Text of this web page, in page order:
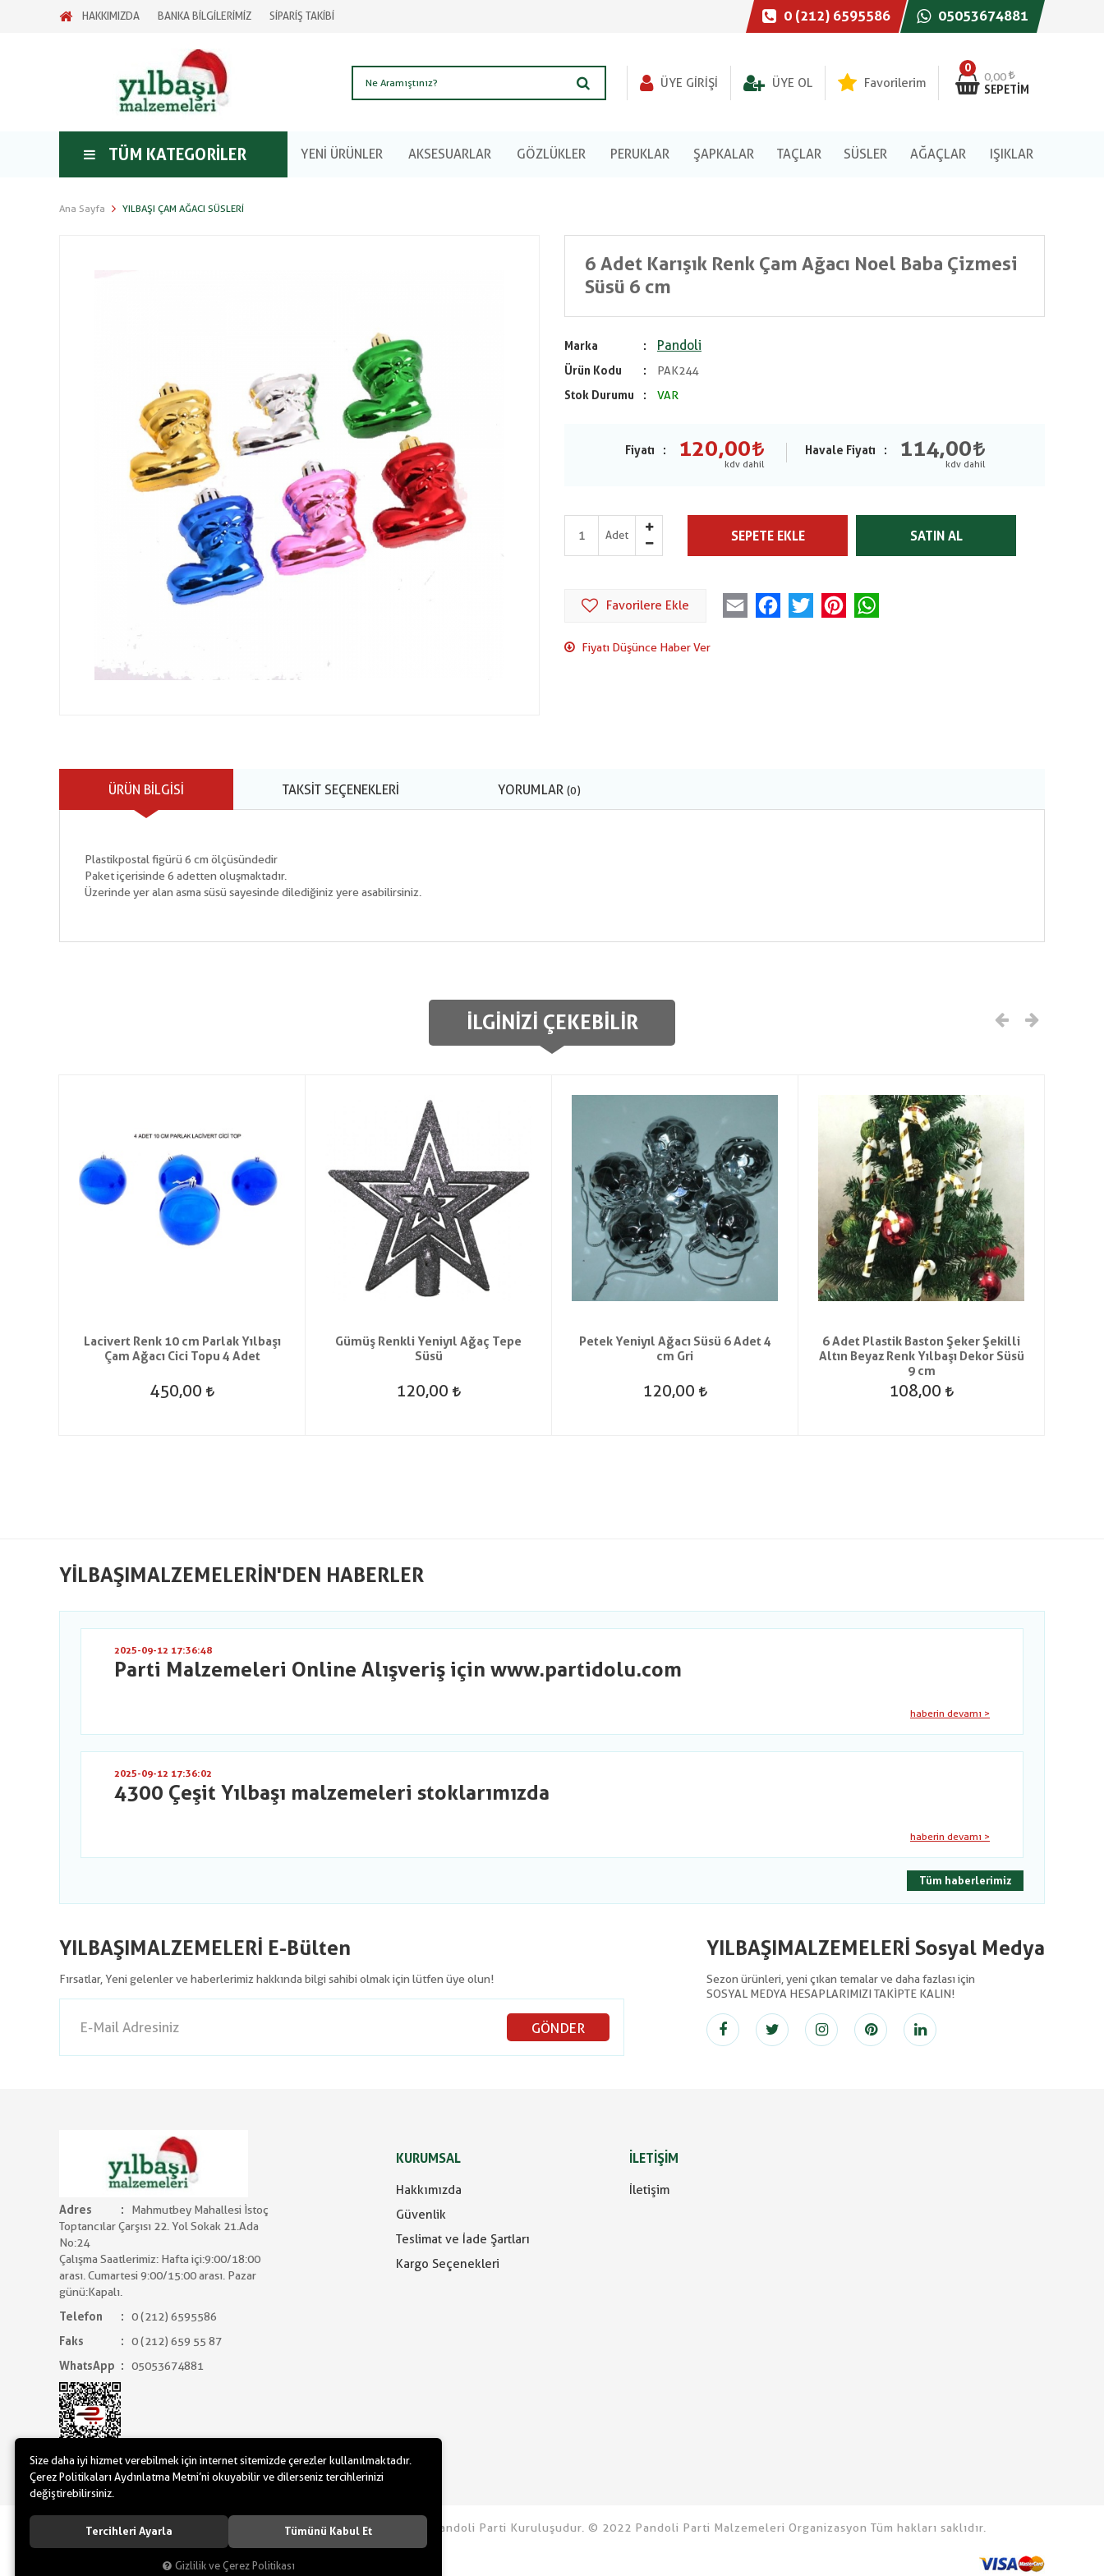
HAKKIMIZDA BANKA BİLGİLERİMİZ SİPARİŞ TAKİBİ 0 (212) 6595586 05053674881
0
0,00
SEPETIM
ÜYE GIRIŞI ÜYE OL Favorilerim
TÜM KATEGORILER YENİ ÜRÜNLER AKSESUARLAR GÖZLÜKLER PERUKLAR ŞAPKALAR TAÇLAR SÜSLER AĞAÇLAR IŞIKLAR
Ana Sayfa YILBAŞI ÇAM AĞACI SÜSLERI
6 Adet Karışık Renk Çam Ağacı Noel Baba Çizmesi
Süsü 6 cm
Marka Pandoli
Ürün Kodu
PAK244
Stok Durumu
VAR
Fiyatı 120,00 Havale Fiyatı 114,00
Adet SEPETE EKLE SATIN AL
Favorilere Ekle Email FacebookTwitter Pinterest
Fiyatı Düşünce Haber Ver
ÜRÜN BILGISI TAKSIT SEÇENEKLERI YORUMLAR (0)
Plastik postal figürü 6 cm ölçüsündedir
Paket içerisinde 6 adetten oluşmaktadır.
Üzerinde yer alan asma süsü sayesinde dilediğiniz yere asabilirsiniz.
İLGINIZI ÇEKEBILIR
Lacivert Renk 10 cm Parlak Yılbaşı
Çam Ağacı Cici Topu 4 Adet
450,00
Gümüş Renkli Yeniyıl Ağaç Tepe
Süsü
120,00
Petek Yeniyıl Ağacı Süsü 6 Adet 4
cm Gri
120,00
6 Adet Plastik Baston Şeker Şekilli
Altın Beyaz Renk Yılbaşı Dekor Süsü
9 cm
108,00
YILBAŞIMALZEMELERIN'DEN HABERLER
2025-09-12 17:36:48
Parti Malzemeleri Online Alışveriş için www.partidolu.com
haberin devamı >
2025-09-12 17:36:02
4300 Çeşit Yılbaşı malzemeleri stoklarımızda
haberin devamı >
Tüm haberlerimiz
YILBAŞIMALZEMELERİ E-Bülten
Fırsatlar, Yeni gelenler ve haberlerimiz hakkında bilgi sahibi olmak için lütfen üye olun!
GÖNDER
YILBAŞIMALZEMELERİ Sosyal Medya
Sezon ürünleri, yeni çıkan temalar ve daha fazlası için
SOSYAL MEDYA HESAPLARIMIZI TAKİPTE KALIN!
Adres
Mahmutbey Mahallesi İstoç
Toptancılar Çarşısı 22. Yol Sokak 21.Ada
No:24
Çalışma Saatlerimiz: Hafta içi:9:00/18:00
arası. Cumartesi 9:00/15:00 arası. Pazar
günü:Kapalı.
Telefon
0 (212) 6595586
Faks
0 (212) 659 55 87
WhatsApp
05053674881
KURUMSAL
Hakkımızda
Güvenlik
Teslimat ve İade Şartları
Kargo Seçenekleri
İLETİŞİM
İletişim
www.yilbasimalzemeleri.com - www.partidolu.com bir Pandoli Parti Kuruluşudur. © 2022 Pandoli Parti Malzemeleri Organizasyon Tüm hakları saklıdır.
Size daha iyi hizmet verebilmek için internet sitemizde çerezler kullanılmaktadır.
Çerez Politikaları Aydınlatma Metni’ni okuyabilir ve dilerseniz tercihlerinizi
değiştirebilirsiniz.
Tercihleri Ayarla Tümünü Kabul Et
Gizlilik ve Çerez Politikası